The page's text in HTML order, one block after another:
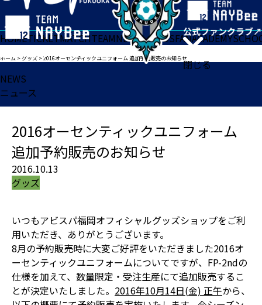
閉じる
HOMETICKETMATCHTEAMNEWSGOODSFANACADEMY
ホーム >グッズ >2016オーセンティックユニフォーム 追加予約販売のお知らせ
NEWS
ニュース
2016オーセンティックユニフォーム
追加予約販売のお知らせ
2016.10.13
グッズ
いつもアビスパ福岡オフィシャルグッズショップをご利
用いただき、ありがとうございます。
8月の予約販売時に大変ご好評をいただきました2016オ
ーセンティックユニフォームについてですが、FP-2ndの
仕様を加えて、数量限定・受注生産にて追加販売するこ
とが決定いたしました。 2016年10月14日(金) 正午から、